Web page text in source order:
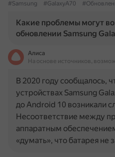
#Samsung
#GalaxyA70
Какие проблемы могут
обновлении Samsung
Алиса
На основе источников,
В 2020 году сообщалось,
устройствах Samsung
до Android 10 возникали
Несоответствие между
аппаратным
«думать», что батарея не